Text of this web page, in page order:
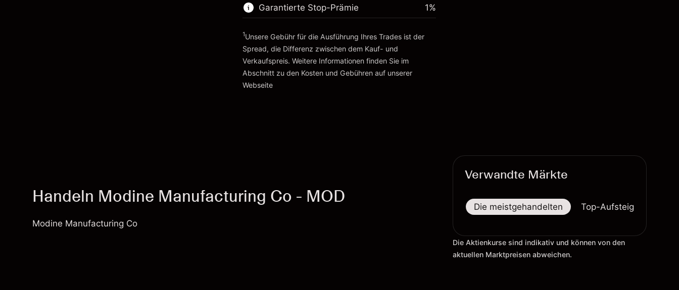
Zur Plattform
~$20,000.00
Geld aus Hebelwirkung ~ $$19,000.00
Zur Plattform
Garantierte Stop-Prämie
Kosten und Gebühren
1%
1Unsere Gebühr für die Ausführung Ihres Trades ist der
Spread, die Differenz zwischen dem Kauf- und
Verkaufspreis. Weitere Informationen finden Sie im
Abschnitt zu den Kosten und Gebühren auf unserer
Webseite
Handeln Modine Manufacturing Co - MOD
Modine Manufacturing Co
Verwandte Märkte
Die meistgehandelten Top-Aufsteiger
Die Aktienkurse sind indikativ und können von den
aktuellen Marktpreisen abweichen.